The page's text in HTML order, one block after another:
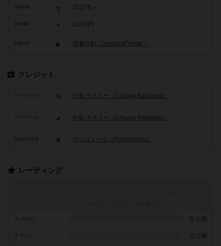
2017年～
参考価格 2,000円
関連作品 弱者の剣（Sword of Weak）
クレジット
ゲームデザイン 中島 チスミー（Chismy Nakajima）
アートワーク 中島 チスミー（Chismy Nakajima）
ポリゴノーツ（Polygonotes）
レーティング
- 非公開
- 非公開